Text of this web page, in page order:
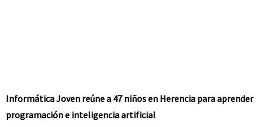
Informática Joven reúne a 47 niños en Herencia para aprender
programación e inteligencia artificial